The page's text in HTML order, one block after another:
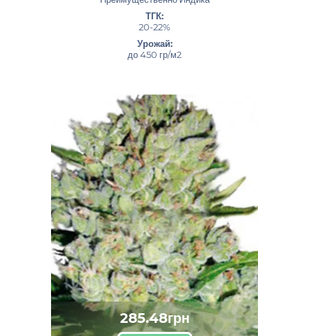
ТГК:
20-22%
Урожай:
до 450 гр/м2
285.48грн